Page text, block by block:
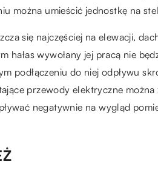
można umieścić jednostkę na
się najczęściej na elewacji,
hałas wywołany jej pracą nie
podłączeniu do niej odpływu
przewody elektryczne
negatywnie na wygląd